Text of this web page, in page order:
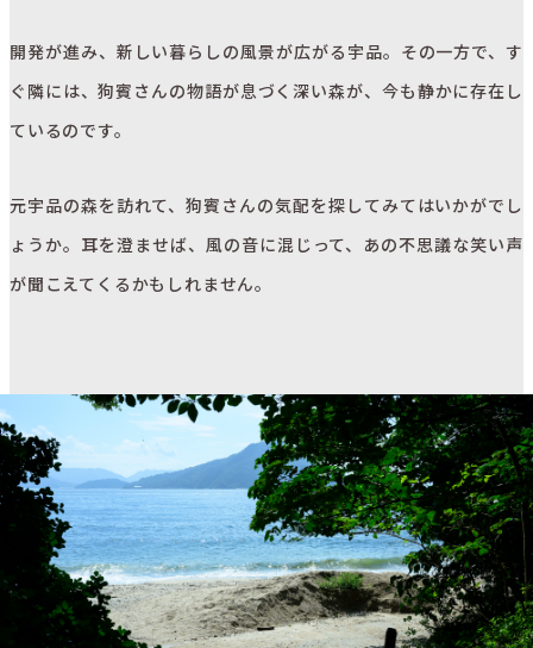
開発が進み、新しい暮らしの風景が広がる宇品。その一方で、す
ぐ隣には、狗賓さんの物語が息づく深い森が、今も静かに存在し
ているのです。
元宇品の森を訪れて、狗賓さんの気配を探してみてはいかがでし
ょうか。耳を澄ませば、風の音に混じって、あの不思議な笑い声
が聞こえてくるかもしれません。